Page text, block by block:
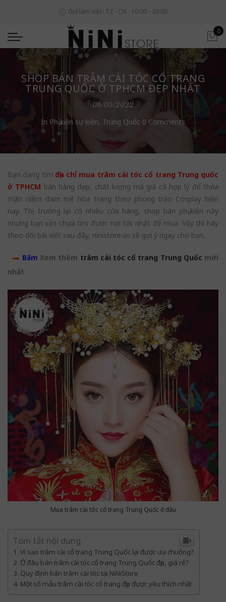
Giờ làm việc: T2 - CN : 10:00 - 20:00
0
SHOP BÁN TRÂM CÀI TÓC CỔ TRANG
TRUNG QUỐC Ở TPHCM ĐẸP NHẤT
08/05/2022
In Phụ kiện sự kiện, Trung Quốc 0 Comments
Bạn đang tìm địa chỉ mua trâm cài tóc cổ trang Trung quốc
ở TPHCM bán hàng đẹp, chất lượng mà giá cả hợp lý để thỏa
mãn niềm đam mê hóa trang theo phong trào Cosplay hiện
nay. Thị trường lại có nhiều cửa hàng, shop bán phụ kiện này
nhưng bạn vẫn chưa tìm được nơi tốt nhất để mua. Vậy thì hãy
theo dõi bài viết sau đây, ninistore.vn sẽ gợi ý ngay cho bạn.
Bấm Xem thêm trâm cài tóc cổ trang Trung Quốc mới
nhất
Mua trâm cài tóc cổ trang Trung Quốc ở đâu
Tóm tắt nội dung
Vì sao trâm cài cổ trang Trung Quốc lại được ưa chuộng?
Ở đâu bán trâm cài tóc cổ trang Trung Quốc đẹp, giá rẻ?
Quy định bán trâm cài tóc tại NiNiStore
Một số mẫu trâm cài tóc cổ trang đẹp được yêu thích nhất